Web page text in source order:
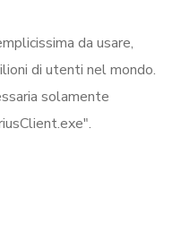
da usare,
di utenti nel mondo.
solamente